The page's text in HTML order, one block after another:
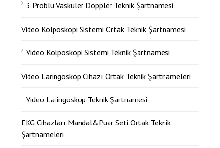
3 Problu Vasküler Doppler Teknik Şartnamesi
Video Kolposkopi Sistemi Ortak Teknik Şartnamesi
Video Kolposkopi Sistemi Teknik Şartnamesi
Video Laringoskop Cihazı Ortak Teknik Şartnameleri
Video Laringoskop Teknik Şartnamesi
EKG Cihazları Mandal&Puar Seti Ortak Teknik
Şartnameleri